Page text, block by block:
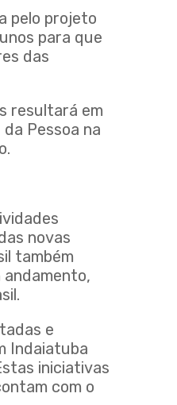
pelo projeto
para que
das
resultará em
Pessoa na
novas
também
andamento,
e
Indaiatuba
iniciativas
com o